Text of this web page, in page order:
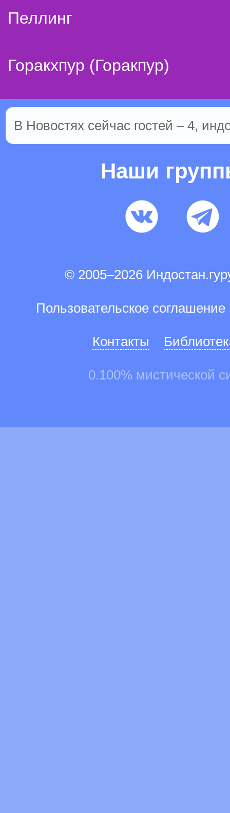
Пеллинг
Горакхпур (Горакпур)
В Новостях сейчас гостей – 4,
Наши
© 2005–2026
Пользовательское соглашение
Контакты
0.100% мистической